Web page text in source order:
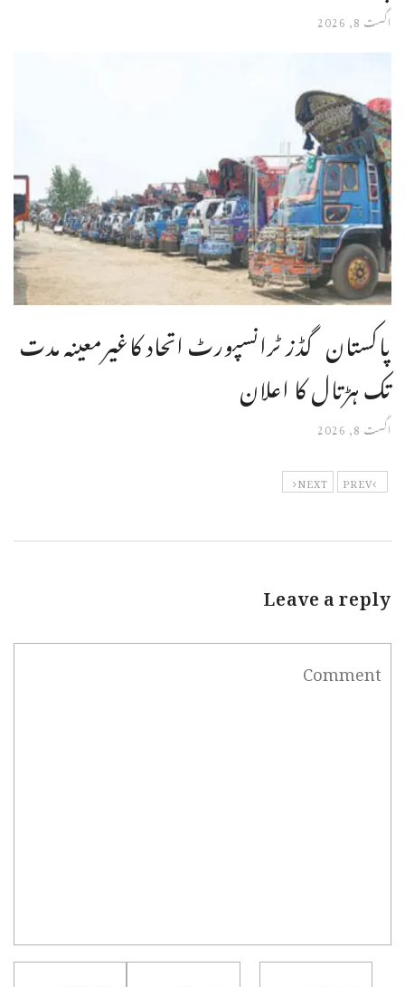
اگست 8, 2026
پاکستان گڈز ٹرانسپورٹ اتحاد کاغیرمعینہ مدت
تک ہڑتال کا اعلان
اگست 8, 2026
PREV
NEXT
Leave a reply